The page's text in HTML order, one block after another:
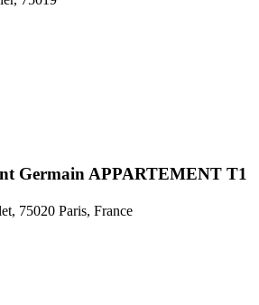
Germain APPARTEMENT T1
75020 Paris, France